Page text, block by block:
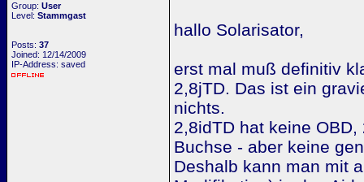
Group: User
Level: Stammgast
Posts: 37
Joined: 12/14/2009
IP-Address: saved
hallo Solarisator,
erst mal muß definitiv
2,8jTD. Das ist ein
nichts.
2,8idTD hat keine
Buchse - aber keine
Deshalb kann man mit